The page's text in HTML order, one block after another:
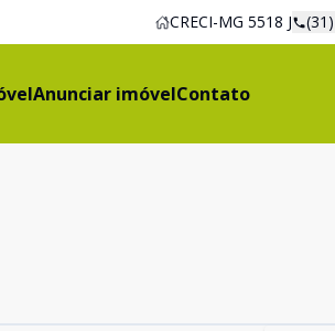
CRECI-MG 5518 J
Anunciar imóvelContato